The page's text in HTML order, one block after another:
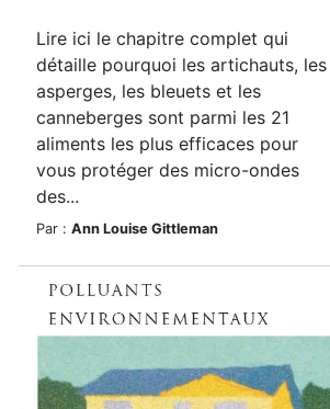
Lire ici le chapitre complet qui
détaille pourquoi les artichauts, les
asperges, les bleuets et les
canneberges sont parmi les 21
aliments les plus efficaces pour
vous protéger des micro-ondes
des...
Par : Ann Louise Gittleman